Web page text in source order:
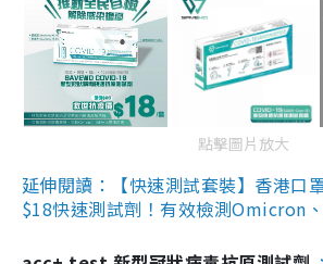
點擊圖片放大
延伸閱讀：【快速測試套裝】香港口
$18快速測試劑！有效檢測Omicron